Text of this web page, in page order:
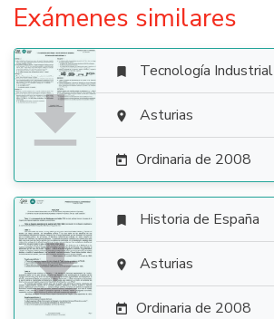
Exámenes similares

 Tecnología Industrial
 Asturias
 Ordinaria de 2008

 Historia de España
 Asturias
 Ordinaria de 2008